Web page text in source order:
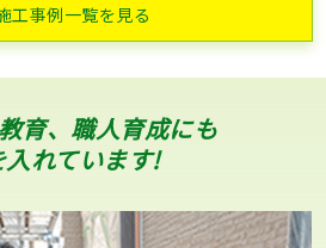
工事例一覧を見る
育、職人育成にも
入れています!